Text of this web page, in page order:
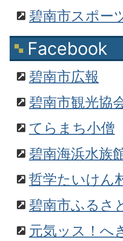
碧南市スポー
Facebook
碧南市広報
碧南市観光協
てらまち小僧
碧南海浜水族
哲学たいけん
碧南市ふるさ
元気ッス！へ